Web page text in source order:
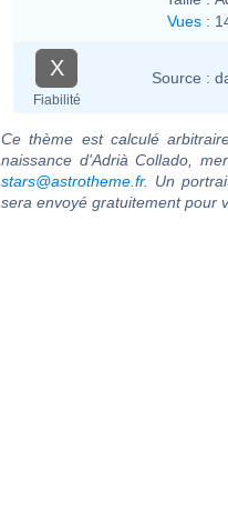
Vues :
X
Fiabilité
Source :
Ce thème est calculé
naissance d'Adrià Collado,
stars@astrotheme.fr. Un
sera envoyé gratuitement pour